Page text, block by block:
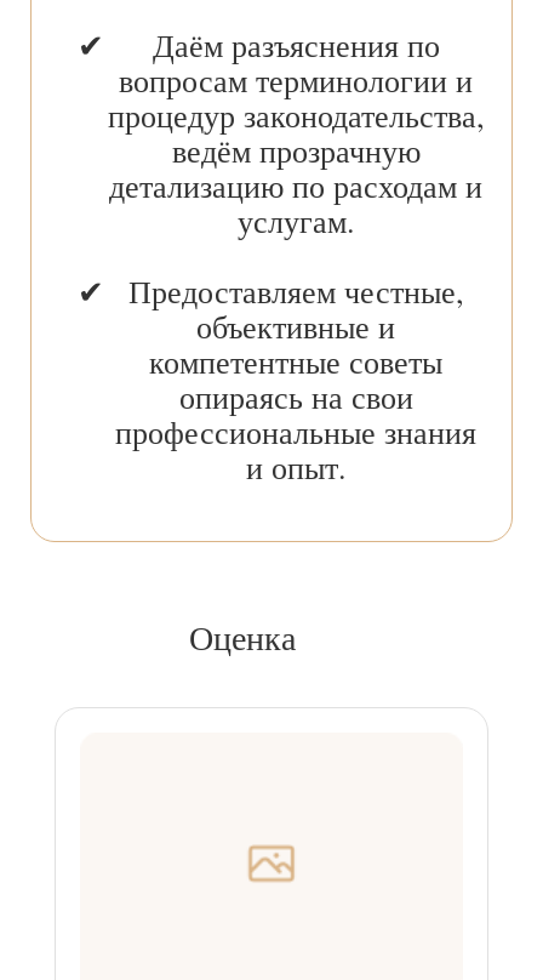
Даём разъяснения по
вопросам терминологии и
процедур законодательства,
ведём прозрачную
детализацию по расходам и
услугам.
Предоставляем честные,
объективные и
компетентные советы
опираясь на свои
профессиональные знания
и опыт.
Оценка